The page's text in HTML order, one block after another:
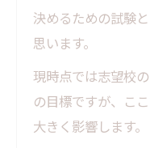
決めるための試験
思います。
現時点では志望校
の目標ですが、こ
大きく影響します。